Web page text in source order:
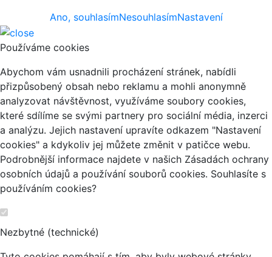
Ano, souhlasímNesouhlasímNastavení
Používáme cookies
Abychom vám usnadnili procházení stránek, nabídli
přizpůsobený obsah nebo reklamu a mohli anonymně
analyzovat návštěvnost, využíváme soubory cookies,
které sdílíme se svými partnery pro sociální média, inzerci
a analýzu. Jejich nastavení upravíte odkazem "Nastavení
cookies" a kdykoliv jej můžete změnit v patičce webu.
Podrobnější informace najdete v našich Zásadách ochrany
osobních údajů a používání souborů cookies. Souhlasíte s
používáním cookies?
Nezbytné (technické)